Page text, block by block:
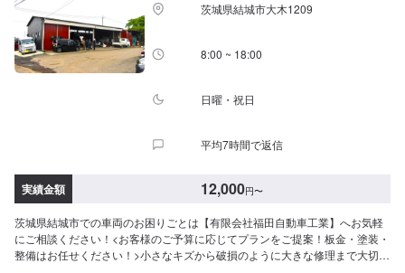
茨城県結城市大木1209
8:00 ~ 18:00
日曜・祝日
平均7時間で返信
実績金額 12,000円〜
茨城県結城市での車両のお困りごとは【有限会社福田自動車工業】へお気軽
にご相談ください！<お客様のご予算に応じてプランをご提案！板金・塗装・
整備はお任せください！>小さなキズから破損のように大きな修理まで大切な